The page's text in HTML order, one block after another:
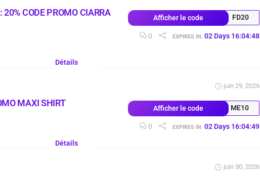
20% CODE PROMO CIARRA Afficher le code FD20
0 EXPIRES IN 02 Days 16:04:48
Détails
MAXI SHIRT
juin 29, 2026
Afficher le code ME10
0 EXPIRES IN 02 Days 16:04:49
Détails
juin 30, 2026